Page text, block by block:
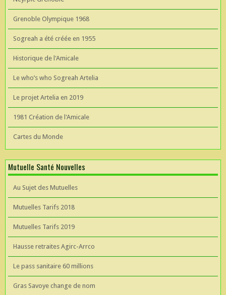
Grenoble Olympique 1968
Sogreah a été créée en 1955
Historique de l'Amicale
Le who’s who Sogreah Artelia
Le projet Artelia en 2019
1981 Création de l'Amicale
Cartes du Monde
Mutuelle Santé Nouvelles
Au Sujet des Mutuelles
Mutuelles Tarifs 2018
Mutuelles Tarifs 2019
Hausse retraites Agirc-Arrco
Le pass sanitaire 60 millions
Gras Savoye change de nom